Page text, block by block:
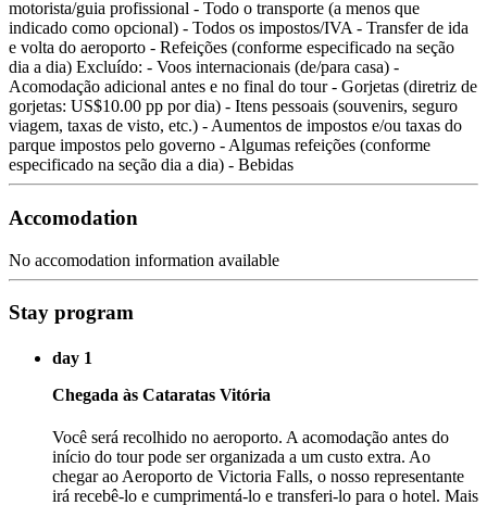
motorista/guia profissional - Todo o transporte (a menos que
indicado como opcional) - Todos os impostos/IVA - Transfer de ida
e volta do aeroporto - Refeições (conforme especificado na seção
dia a dia) Excluído: - Voos internacionais (de/para casa) -
Acomodação adicional antes e no final do tour - Gorjetas (diretriz de
gorjetas: US$10.00 pp por dia) - Itens pessoais (souvenirs, seguro
viagem, taxas de visto, etc.) - Aumentos de impostos e/ou taxas do
parque impostos pelo governo - Algumas refeições (conforme
especificado na seção dia a dia) - Bebidas
Accomodation
No accomodation information available
Stay program
day 1
Chegada às Cataratas Vitória
Você será recolhido no aeroporto. A acomodação antes do
início do tour pode ser organizada a um custo extra. Ao
chegar ao Aeroporto de Victoria Falls, o nosso representante
irá recebê-lo e cumprimentá-lo e transferi-lo para o hotel. Mais